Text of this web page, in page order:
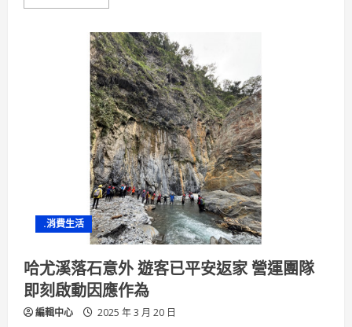
more
學
年
度
國
民
中
學
排
球
聯
賽
（JHVL）
甲
組
決
賽
周
縣
長
致
贈
加
菜
金
為
本
.消費生活
哈尤溪落石意外 遊客已平安返家 營運團隊
即刻啟動因應作為
編輯中心 2025 年 3 月 20 日